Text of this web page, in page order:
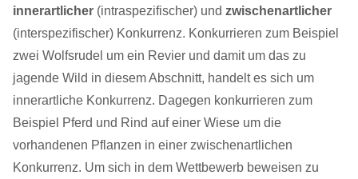
innerartlicher (intraspezifischer) und zwischenartlicher
(interspezifischer) Konkurrenz. Konkurrieren zum Beispiel
zwei Wolfsrudel um ein Revier und damit um das zu
jagende Wild in diesem Abschnitt, handelt es sich um
innerartliche Konkurrenz. Dagegen konkurrieren zum
Beispiel Pferd und Rind auf einer Wiese um die
vorhandenen Pflanzen in einer zwischenartlichen
Konkurrenz. Um sich in dem Wettbewerb beweisen zu